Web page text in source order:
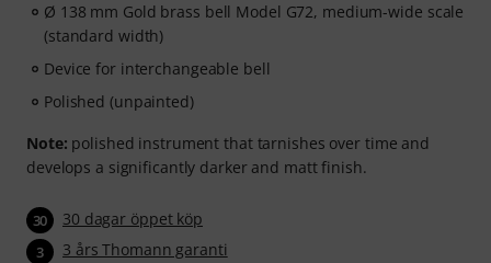
Ø 138 mm Gold brass bell Model G72, medium-wide scale
(standard width)
Device for interchangeable bell
Polished (unpainted)
Note: polished instrument that tarnishes over time and
develops a significantly darker and matt finish.
30 30 dagar öppet köp
3 3 års Thomann garanti